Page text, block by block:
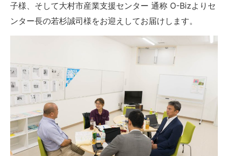
子様、そして大村市産業支援センター 通称 O-Bizよりセ
ンター長の若杉誠司様をお迎えしてお届けします。